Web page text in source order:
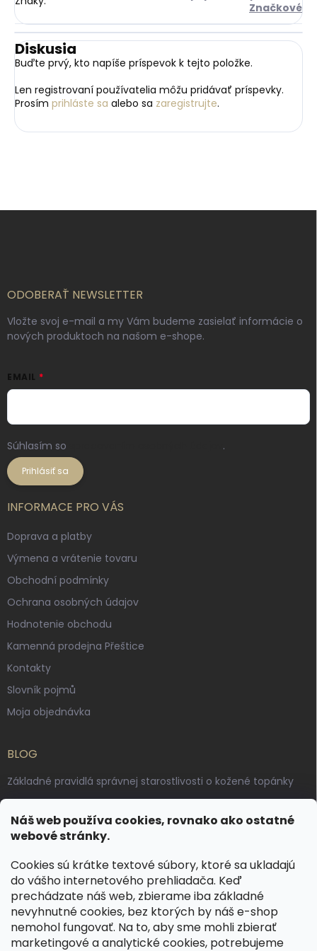
Náš web používa cookies, rovnako ako ostatné
webové stránky.
Cookies sú krátke textové súbory, ktoré sa ukladajú
do vášho internetového prehliadača. Keď
prechádzate náš web, zbierame iba základné
nevyhnutné cookies, bez ktorých by náš e-shop
nemohol fungovať. Na to, aby sme mohli zbierať
marketingové a analytické cookies, potrebujeme
Značkové
Diskusia
Buďte prvý, kto napíše príspevok k tejto položke.
Len registrovaní používatelia môžu pridávať príspevky.
Prosím prihláste sa alebo sa zaregistrujte.
ODOBERAŤ NEWSLETTER
Vložte svoj e-mail a my Vám budeme zasielať informácie o
nových produktoch na našom e-shope.
EMAIL
Súhlasím so .
Prihlásiť sa
INFORMACE PRO VÁS
Doprava a platby
Výmena a vrátenie tovaru
Obchodní podmínky
Ochrana osobných údajov
Hodnotenie obchodu
Kamenná prodejna Přeštice
Kontakty
Slovník pojmů
Moja objednávka
BLOG
Základné pravidlá správnej starostlivosti o kožené topánky
Výroba českých kožených opaskov: vôňa pravej kože, dotyk
remesla
KONTAKT
dotazy@ spongr.cz
+420 776 663 962